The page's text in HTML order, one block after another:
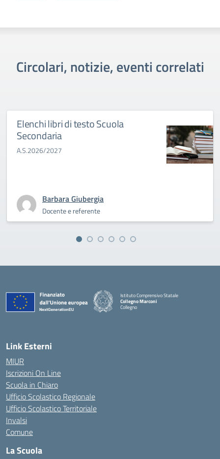
Circolari, notizie, eventi correlati
Elenchi libri di testo Scuola
Secondaria
A.S.2026/2027
Barbara Giubergia
Docente e referente
Istituto Comprensivo Statale
Collegno Marconi
Collegno
Link Esterni
MIUR
Iscrizioni On Line
Scuola in Chiaro
Ufficio Scolastico Regionale
Ufficio Scolastico Territoriale
Invalsi
Comune
La Scuola